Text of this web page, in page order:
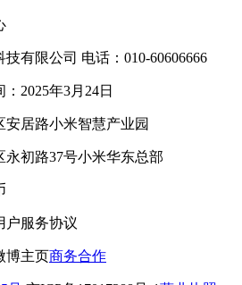
有限公司 电话：010-60606666
2025年3月24日
居路小米智慧产业园
初路37号小米华东总部
户服务协议
博主页商务合作